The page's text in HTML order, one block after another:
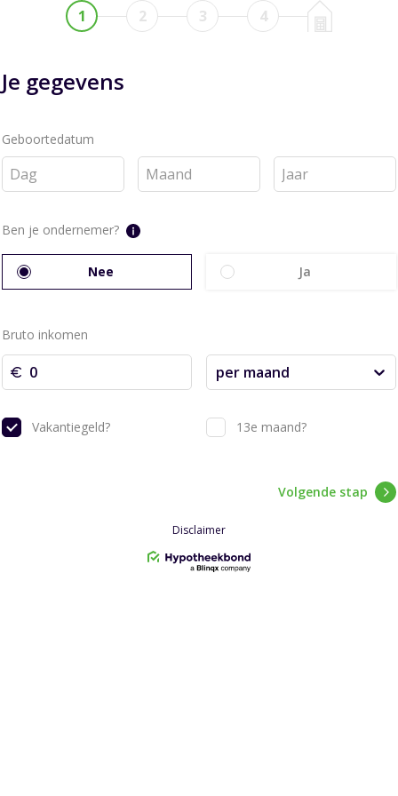
1 2 3 4
Je gegevens
Geboortedatum
Ben je ondernemer?
Nee Ja
Bruto inkomen
per maand
Vakantiegeld? 13e maand?
Volgende stap
Disclaimer